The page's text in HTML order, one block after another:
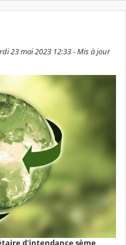
23 mai 2023 12:33 - Mis à jour
d'intendance sème